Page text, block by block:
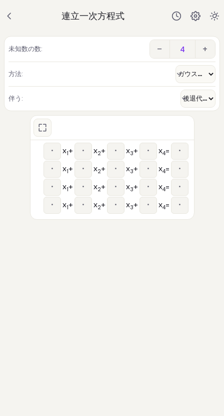
連立一次方程式
未知数の数: − +
方法:
伴う:
x1+
x1+
x1+
x1+
x2+
x2+
x2+
x2+
x3+
x3+
x3+
x3+
x4=
x4=
x4=
x4=